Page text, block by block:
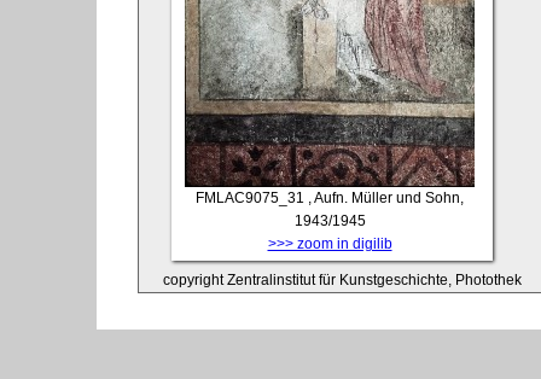
FMLAC9075_31
, Aufn. Müller und Sohn,
1943/1945
>>> zoom in digilib
copyright Zentralinstitut für Kunstgeschichte, Photothek